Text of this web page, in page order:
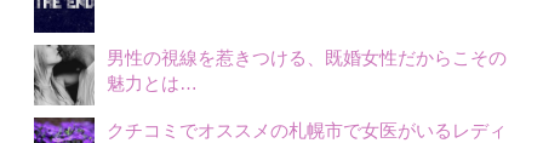
男性の視線を惹きつける、既婚女性だからこその
魅力とは…
クチコミでオススメの札幌市で女医がいるレディ